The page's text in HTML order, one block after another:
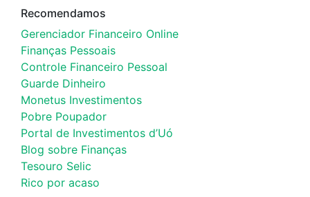
Recomendamos
Gerenciador Financeiro Online
Finanças Pessoais
Controle Financeiro Pessoal
Guarde Dinheiro
Monetus Investimentos
Pobre Poupador
Portal de Investimentos d’Uó
Blog sobre Finanças
Tesouro Selic
Rico por acaso